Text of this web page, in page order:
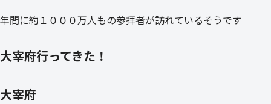
年間に約１０００万人もの参拝者が訪れているそうです
大宰府行ってきた！
大宰府